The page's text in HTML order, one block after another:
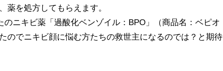
薬を処方してもらえます。
のニキビ薬「過酸化ベンゾイル：BPO」（商品名：ベピオ
のでニキビ顔に悩む方たちの救世主になるのでは？と期待